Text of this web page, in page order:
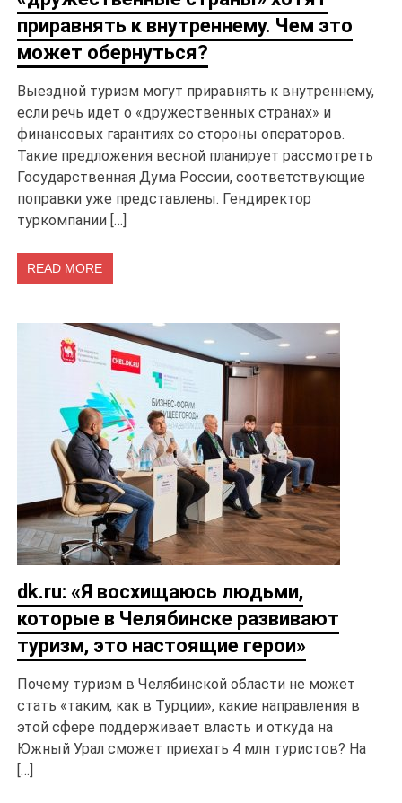
приравнять к внутреннему. Чем это
может обернуться?
Выездной туризм могут приравнять к внутреннему,
если речь идет о «дружественных странах» и
финансовых гарантиях со стороны операторов.
Такие предложения весной планирует рассмотреть
Государственная Дума России, соответствующие
поправки уже представлены. Гендиректор
туркомпании […]
READ MORE
dk.ru: «Я восхищаюсь людьми,
которые в Челябинске развивают
туризм, это настоящие герои»
Почему туризм в Челябинской области не может
стать «таким, как в Турции», какие направления в
этой сфере поддерживает власть и откуда на
Южный Урал сможет приехать 4 млн туристов? На
[…]